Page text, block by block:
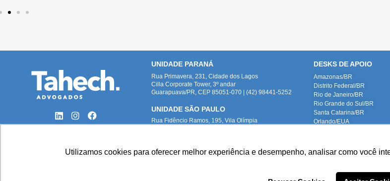
Utilizamos cookies para oferecer melhor experiência e desempenho, analisar como você
UNIDADE PARANÁ
Rua Primavera, 231, Cidade dos Lagos
Cilla Corporate Tower, 3º andar
Guarapuava/PR, CEP 85051-070 | (42) 98441-5252
UNIDADE SÃO PAULO
Rua Fidêncio Ramos, 195, Vila Olímpia
DESKS DE APOIO
Amazonas/BR
Distrito Federal/BR
Rio de Janeiro/BR
Rio Grande do Sul/BR
Santa Catarina/BR
Orlando/EUA
Todas as imagens deste site foram produzidas internamente, representando fielmente nossas
): Advogada e DPO da Tahech